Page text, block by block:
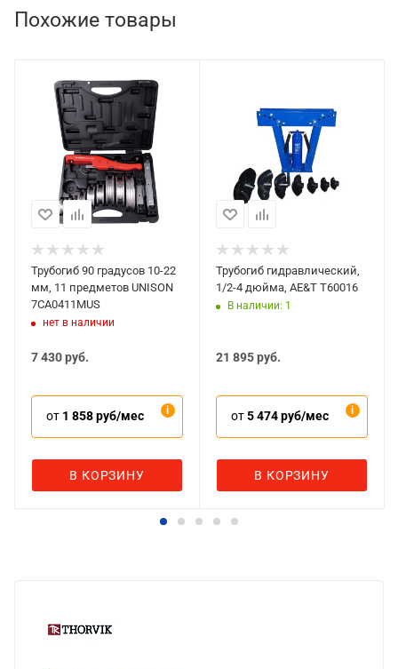
Похожие товары
Трубогиб 90 градусов 10-22
мм, 11 предметов UNISON
7CA0411MUS
нет в наличии
7 430руб.
от 1 858 руб/мес
В КОРЗИНУ
Трубогиб гидравлический,
1/2-4 дюйма, AE&T T60016
В наличии: 1
21 895руб.
от5 474 руб/мес
В КОРЗИНУ